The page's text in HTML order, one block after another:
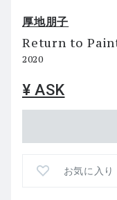
厚地朋子
Return to
2020
¥ ASK
お気に入り